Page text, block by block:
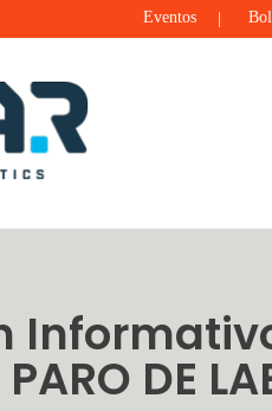
Eventos
DE